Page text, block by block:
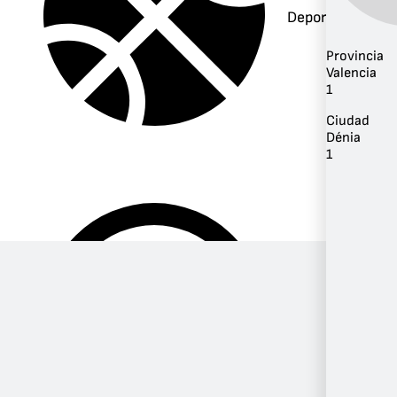
Deportes
Provincia
Valencia
1
Ciudad
Dénia
1